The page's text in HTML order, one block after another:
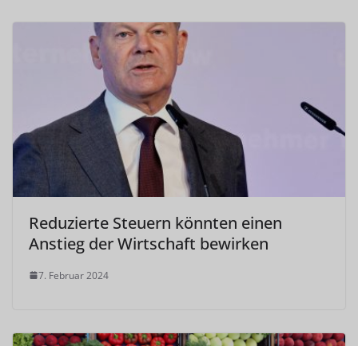
Reduzierte Steuern könnten einen
Anstieg der Wirtschaft bewirken
7. Februar 2024